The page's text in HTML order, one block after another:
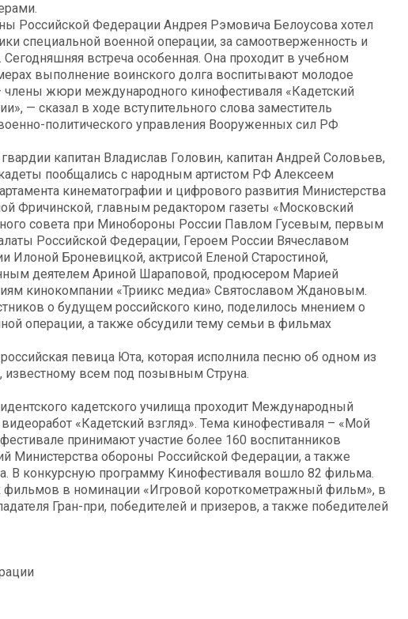
Российской Федерации Андрея Рэмовича Белоусова хотел
специальной военной операции, за самоотверженность и
встреча особенная. Она проходит в учебном
выполнение воинского долга воспитывают молодое
члены жюри международного кинофестиваля «Кадетский
— сказал в ходе вступительного слова заместитель
политического управления Вооруженных сил РФ
капитан Владислав Головин, капитан Андрей Соловьев,
пообщались с народным артистом РФ Алексеем
кинематографии и цифрового развития Министерства
Фричинской, главным редактором газеты «Московский
совета при Минобороны России Павлом Гусевым, первым
Российской Федерации, Героем России Вячеславом
Илоной Броневицкой, актрисой Еленой Старостиной,
деятелем Ариной Шараповой, продюсером Марией
кинокомпании «Триикс медиа» Святославом Ждановым.
о будущем российского кино, поделилось мнением о
операции, а также обсудили тему семьи в фильмах
певица Юта, которая исполнила песню об одном из
известному всем под позывным Струна.
кадетского училища проходит Международный
«Кадетский взгляд». Тема кинофестиваля – «Мой
принимают участие более 160 воспитанников
Министерства обороны Российской Федерации, а также
В конкурсную программу Кинофестиваля вошло 82 фильма.
фильмов в номинации «Игровой короткометражный фильм», в
Гран-при, победителей и призеров, а также победителей